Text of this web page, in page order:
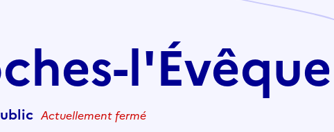
l'Évêque
Actuellement fermé